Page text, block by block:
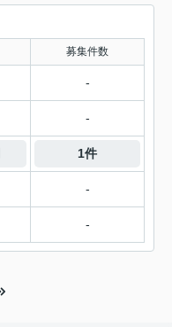
募集件数
-
-
1件
-
-